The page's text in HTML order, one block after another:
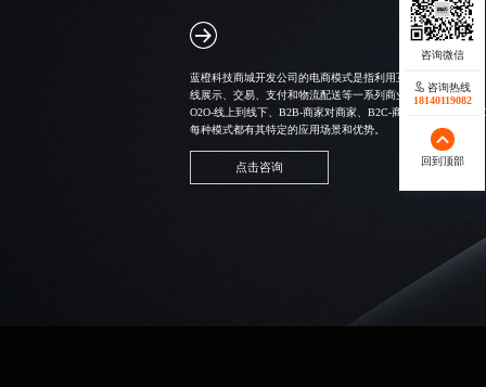
蓝橙科技商城开发公司的电商模式是指利用互联网技术和平
线展示、交易、支付和物流配送等一系列商业活动的总称。
O2O-线上到线下、B2B-商家对商家、B2C-商家对消费者、
每种模式都有其特定的应用场景和优势。
点击咨询
咨询热线
18140119082
回到顶部